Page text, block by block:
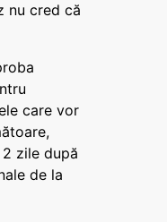
nu cred că
care vor
zile după
de la